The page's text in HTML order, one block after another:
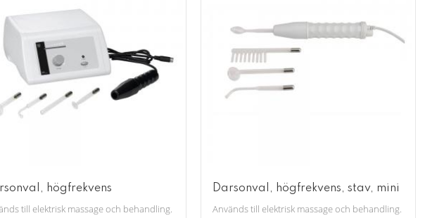
Snygg och trevlig design. Två tystgående fläktar som effektivt suger upp damm.
högfrekvens
till elektrisk massage och behandling. Levereras med 4 olika glasstavar.
Darsonval, högfrekvens, stav, mini
Används till elektrisk massage och behandling.